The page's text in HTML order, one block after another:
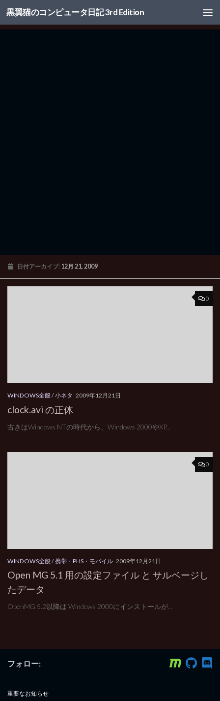
コンテンツへスキップ
黒翼猫のコンピュータ日記 3rd Edition
日付アーカイブ: 12月 21, 2009
0
WINDOWS全般/小ネタ 2009年12月21日
clock.avi の正体
古きはWindows NTの時代から、Windows 2000やXP...
0
WINDOWS全般/携帯・PHS・モバイル 2009年12月21日
Open MG 5.1 用の設定ファイル と サルベージし
たデータ
OpenMG 5.2以降は Windows 2000にインストールが...
フォロー:
重要なお知らせ